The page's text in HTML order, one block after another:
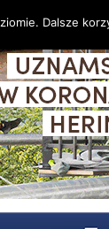
Dalsze